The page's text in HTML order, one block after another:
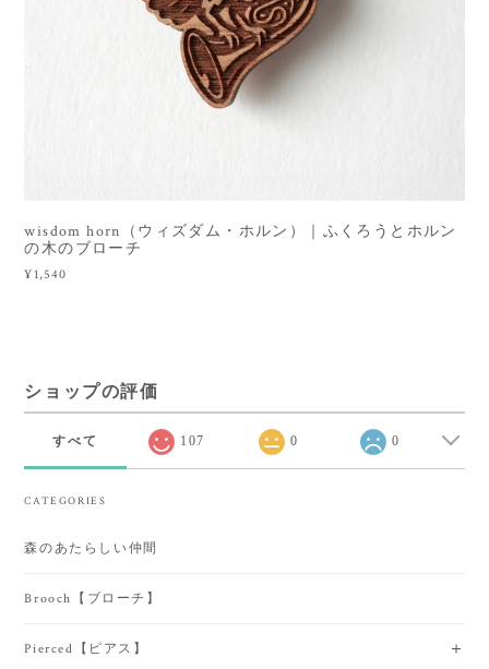
wisdom horn（ウィズダム・ホルン）｜ふくろうとホルン
の木のブローチ
¥1,540
ショップの評価
すべて 107 0 0
CATEGORIES
森のあたらしい仲間
Brooch【ブローチ】
Pierced【ピアス】